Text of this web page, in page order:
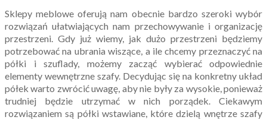
Sklepy meblowe oferują nam obecnie bardzo szeroki wybór
rozwiązań ułatwiających nam przechowywanie i organizację
przestrzeni. Gdy już wiemy, jak dużo przestrzeni będziemy
potrzebować na ubrania wiszące, a ile chcemy przeznaczyć na
półki i szuflady, możemy zacząć wybierać odpowiednie
elementy wewnętrzne szafy. Decydując się na konkretny układ
półek warto zwrócić uwagę, aby nie były za wysokie, ponieważ
trudniej będzie utrzymać w nich porządek. Ciekawym
rozwiązaniem są półki wstawiane, które dzielą wnętrze szafy